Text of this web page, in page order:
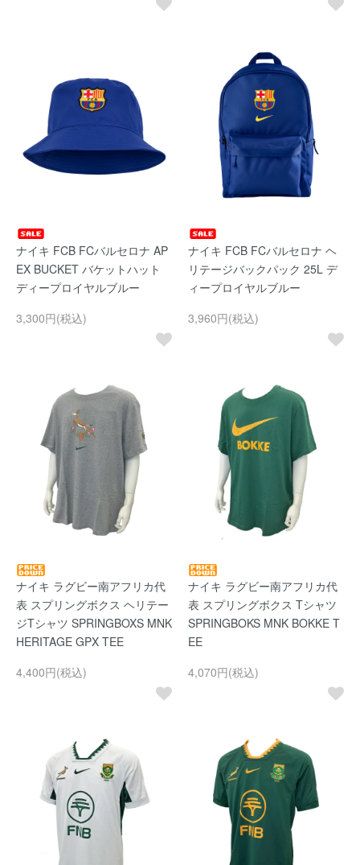
ナイキ FCB FCバルセロナ AP
EX BUCKET バケットハット
ディープロイヤルブルー
3,300円(税込)
ナイキ FCB FCバルセロナ ヘ
リテージバックパック 25L デ
ィープロイヤルブルー
3,960円(税込)
ナイキ ラグビー南アフリカ代
表 スプリングボクス ヘリテー
ジTシャツ SPRINGBOXS MNK
HERITAGE GPX TEE
4,400円(税込)
ナイキ ラグビー南アフリカ代
表 スプリングボクス Tシャツ
SPRINGBOKS MNK BOKKE T
EE
4,070円(税込)